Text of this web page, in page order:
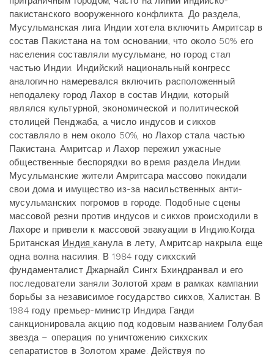
пакистанского вооруженного конфликта. До раздела,
Мусульманская лига Индии хотела включить Амритсар в
состав Пакистана на том основании, что около 50% его
населения составляли мусульмане, но город стал
частью Индии. Индийский национальный конгресс
аналогично намеревался включить расположенный
неподалеку город Лахор в состав Индии, который
являлся культурной, экономической и политической
столицей Пенджаба, а число индусов и сикхов
составляло в нем около 50%, но Лахор стала частью
Пакистана. Амритсар и Лахор пережил ужасные
общественные беспорядки во время раздела Индии.
Мусульманские жители Амритсара массово покидали
свои дома и имущество из-за насильственных анти-
мусульманских погромов в городе. Подобные сцены
массовой резни против индусов и сикхов происходили в
Лахоре и привели к массовой эвакуации в Индию.Когда
Британская Индия канула в лету, Амритсар накрыла еще
одна волна насилия. В 1984 году сикхский
фундаменталист Джарнайл Сингх Бхиндранвал и его
последователи заняли Золотой храм в рамках кампании
борьбы за независимое государство сикхов, Халистан. В
1984 году премьер-министр Индира Ганди
санкционировала акцию под кодовым названием Голубая
звезда – операция по уничтожению сикхских
сепаратистов в Золотом храме. Действуя по